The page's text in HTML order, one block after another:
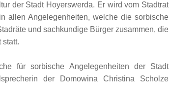
der Stadt Hoyerswerda. Er wird vom Stadtrat
allen Angelegenheiten, welche die sorbische
und sachkundige Bürger zusammen, die
statt.
für sorbische Angelegenheiten der Stadt
der Domowina Christina Scholze